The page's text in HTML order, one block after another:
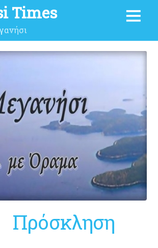
Times
Πρόσκληση